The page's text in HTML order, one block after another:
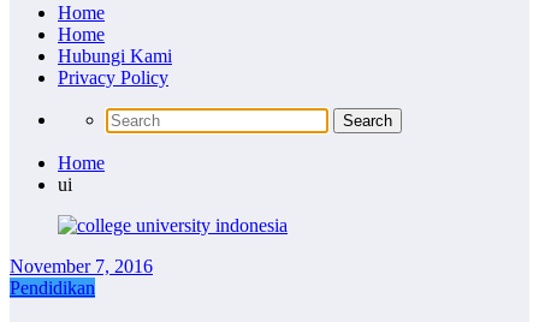
Home
Home
Hubungi Kami
Privacy Policy
Home
ui
November 7, 2016
Pendidikan